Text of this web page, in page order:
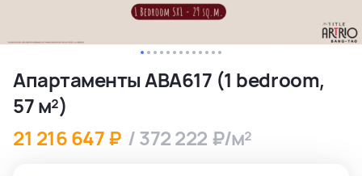
Апартаменты ABA617 (1 bedroom,
57 м²)
21 216 647 ₽ / 372 222 ₽/м²